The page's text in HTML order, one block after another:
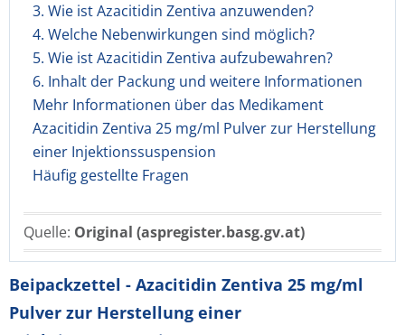
3. Wie ist Azacitidin Zentiva anzuwenden?
4. Welche Nebenwirkungen sind möglich?
5. Wie ist Azacitidin Zentiva aufzubewahren?
6. Inhalt der Packung und weitere Informationen
Mehr Informationen über das Medikament
Azacitidin Zentiva 25 mg/ml Pulver zur Herstellung
einer Injektionssuspension
Häufig gestellte Fragen
Quelle: Original (aspregister.basg.gv.at)
Beipackzettel - Azacitidin Zentiva 25 mg/ml
Pulver zur Herstellung einer